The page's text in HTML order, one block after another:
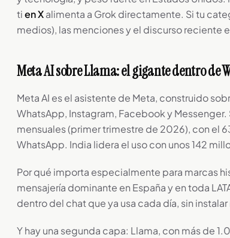
tien Xalimenta a Grok directamente. Si tu
medios), las menciones y el discurso reciente
Meta AI sobre Llama: el gigante dentro de
Meta AI es el asistente de Meta, construido
WhatsApp, Instagram, Facebook y
mensuales (primer trimestre de 2026), con el
WhatsApp. India lidera el uso con unos 142
Por qué importa especialmente para marcas
mensajería dominante en España y en toda
dentro del chat que ya usa cada día, sin
Y hay una segunda capa: Llama, con más de